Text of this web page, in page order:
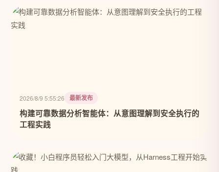
2026/8/9 5:55:26 最新发布
构建可靠数据分析智能体：从意图理解到安全执行的
工程实践